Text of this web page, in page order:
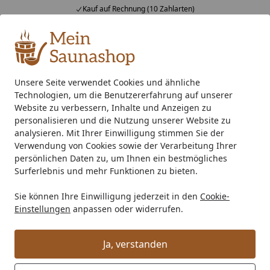
Unsere Seite verwendet Cookies und ähnliche
Technologien, um die Benutzererfahrung auf unserer
Website zu verbessern, Inhalte und Anzeigen zu
personalisieren und die Nutzung unserer Website zu
analysieren. Mit Ihrer Einwilligung stimmen Sie der
Verwendung von Cookies sowie der Verarbeitung Ihrer
persönlichen Daten zu, um Ihnen ein bestmögliches
Surferlebnis und mehr Funktionen zu bieten.
Sie können Ihre Einwilligung jederzeit in den Cookie-
Einstellungen anpassen oder widerrufen.
Ja, verstanden
Kauf auf Rechnung (10 Zahlarten)
Alle Produkte
Mein Konto
Suchen
Startseite
Kunststoff Dachrinnenset 303Ax für Pultdach/Flachdach
Kunststoff Dachrinnenset 303Ax für
Pultdach/Flachdach Gartenhäuser